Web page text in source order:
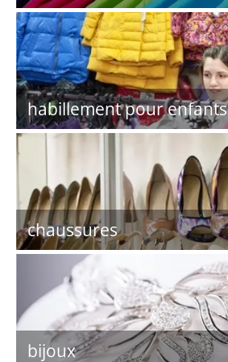
habillement pour enfants
chaussures
bijoux